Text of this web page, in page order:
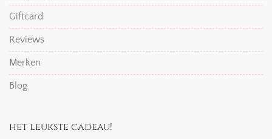
Giftcard
Reviews
Merken
Blog
het leukste cadeau!